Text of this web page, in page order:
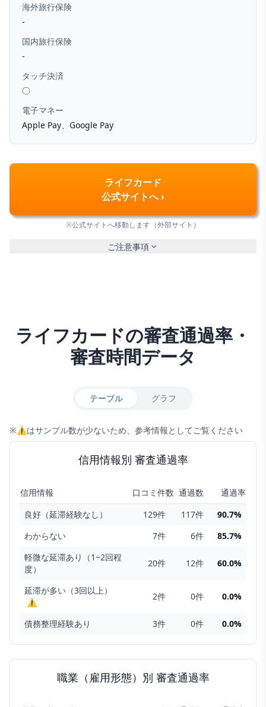
海外旅行保険
-
国内旅行保険
-
タッチ決済
〇
電子マネー
Apple Pay、Google Pay
ライフカード
公式サイトへ ›
※公式サイトへ移動します（外部サイト）
ご注意事項
ライフカードの審査通過率・
審査時間データ
テーブル グラフ
※⚠はサンプル数が少ないため、参考情報としてご覧ください
信用情報別 審査通過率
信用情報 口コミ件数 通過数
通過率
良好（延滞経験なし）
129件 117件 90.7%
わからない
7件 6件 85.7%
軽微な延滞あり（1~2回程
度）
20件 12件 60.0%
延滞が多い（3回以上）
⚠
2件 0件 0.0%
債務整理経験あり 3件 0件 0.0%
職業（雇用形態） 別 審査通過率